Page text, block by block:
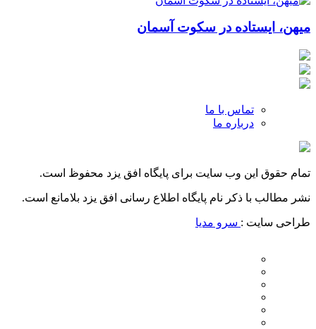
میهن، ایستاده در سکوت آسمان
تماس با ما
درباره ما
تمام حقوق این وب سایت برای پایگاه افق یزد محفوظ است.
نشر مطالب با ذکر نام پایگاه اطلاع رسانی افق یزد بلامانع است.
طراحی سایت : سرو مدیا